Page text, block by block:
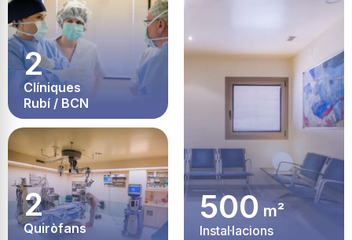
2
Clíniques
Rubí / BCN
2
Quiròfans
500 m²
Instal·lacions